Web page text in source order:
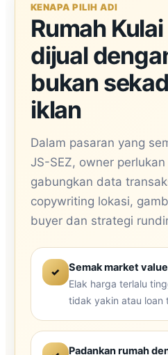
KENAPA PILIH ADI
Rumah
dijual
bukan
iklan
Dalam pasaran yang
JS-SEZ, owner
gabungkan data
copywriting lokasi,
buyer dan strategi
✓ Semak market
Elak harga terlalu
tidak yakin atau loan
Padankan rumah